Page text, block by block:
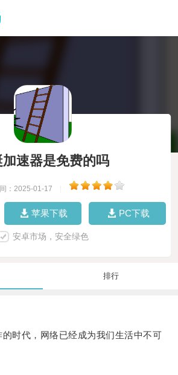
加速器是免费的吗
：2025-01-17
苹果下载 PC下载
安卓市场，安全绿色
排行
代，网络已经成为我们生活中不可